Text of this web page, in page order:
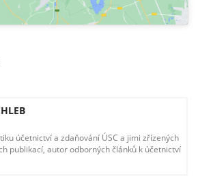
účetnictví a zdaňování ÚSC a jimi zřízených
publikací, autor odborných článků k účetnictví